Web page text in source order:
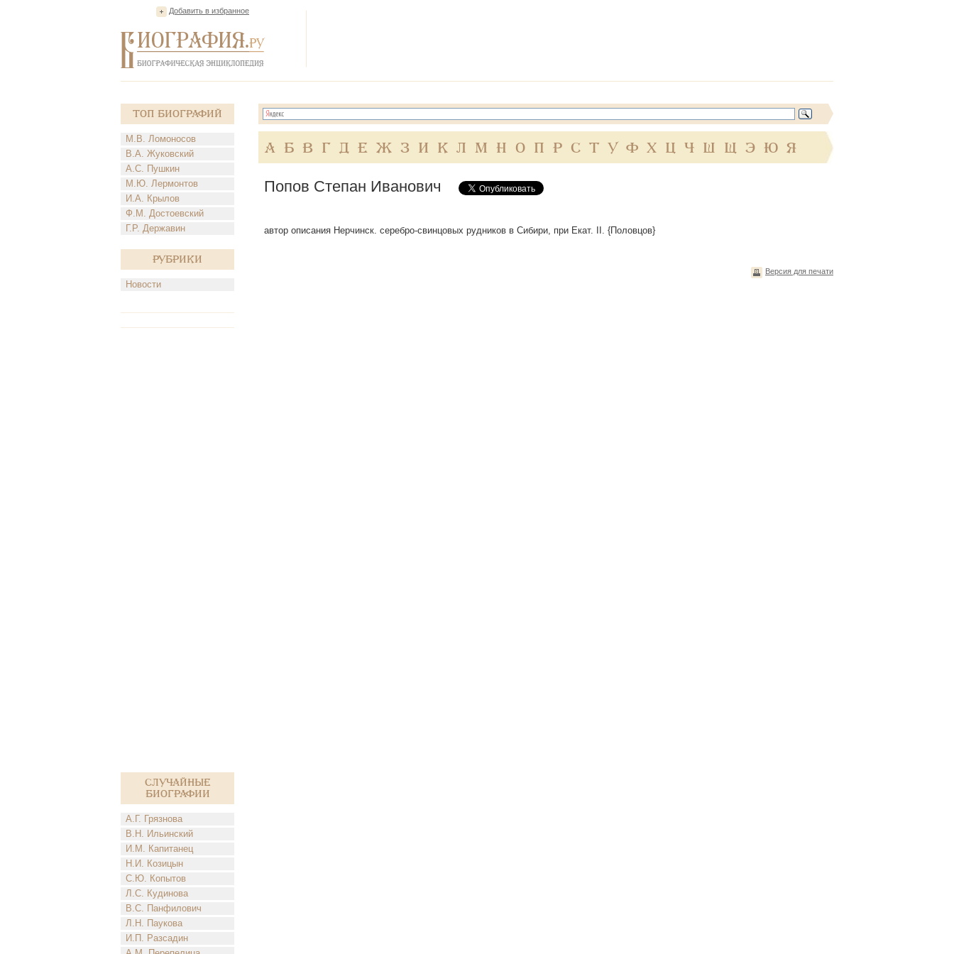
Добавить в избранное
Топ Биографий
М.В. Ломоносов
В.А. Жуковский
А.С. Пушкин
М.Ю. Лермонтов
И.А. Крылов
Ф.М. Достоевский
Г.Р. Державин
Рубрики
Новости
Случайные
биографии
А.Г. Грязнова
В.Н. Ильинский
И.М. Капитанец
Н.И. Козицын
С.Ю. Копытов
Л.С. Кудинова
В.С. Панфилович
Л.Н. Паукова
И.П. Разсадин
А Б В Г Д Е Ж З И К Л М Н О П Р С Т У Ф Х Ц Ч Ш Щ Э Ю Я
Попов Степан Иванович
автор описания Нерчинск. серебро-свинцовых рудников в Сибири, при Екат. II. {Половцов}
Версия для печати